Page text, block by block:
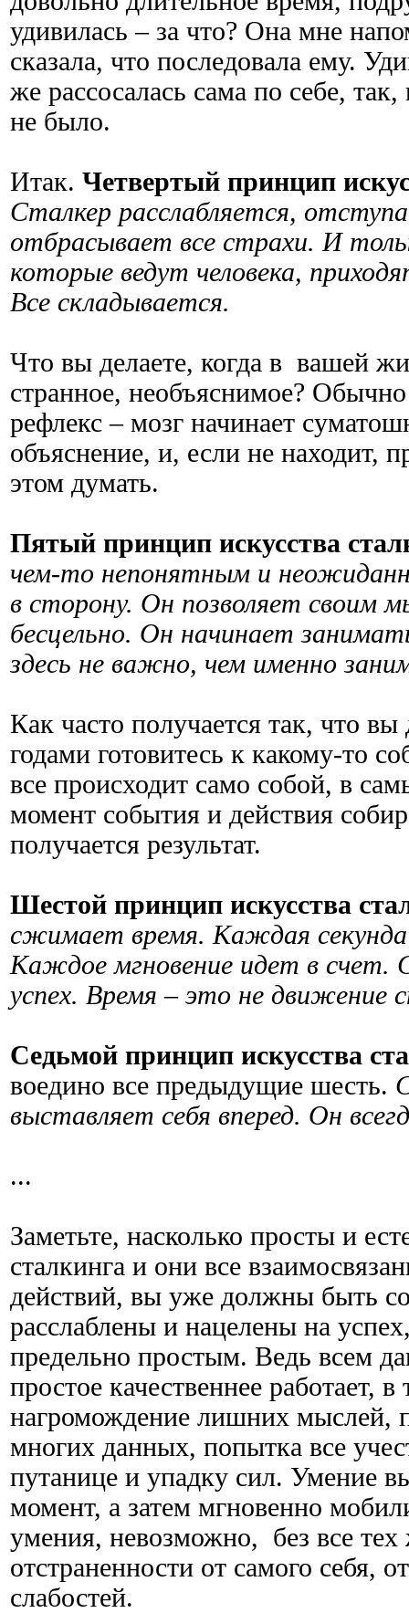
удивилась – за что? Она мне
сказала, что последовала ему.
же рассосалась сама по себе,
не было.
Итак. Четвертый принцип
Сталкер расслабляется,
отбрасывает все страхи. И
которые ведут человека,
Все складывается.
Что вы делаете, когда в вашей
странное, необъяснимое?
рефлекс – мозг начинает
объяснение, и, если не находит,
этом думать.
Пятый принцип искусства
чем-то непонятным и
в сторону. Он позволяет своим
бесцельно. Он начинает
здесь не важно, чем именно
Как часто получается так, что
годами готовитесь к какому-то
все происходит само собой, в
момент события и действия
получается результат.
Шестой принцип искусства
сжимает время. Каждая секунда
Каждое мгновение идет в счет.
успех. Время – это не движение
Седьмой принцип искусства
воедино все предыдущие шесть.
выставляет себя вперед. Он
...
Заметьте, насколько просты и
сталкинга и они все
действий, вы уже должны быть
расслаблены и нацелены на
предельно простым. Ведь всем
простое качественнее работает,
нагромождение лишних мыслей,
многих данных, попытка все
путанице и упадку сил. Умение
момент, а затем мгновенно
умения, невозможно, без все тех
отстраненности от самого себя,
слабостей.